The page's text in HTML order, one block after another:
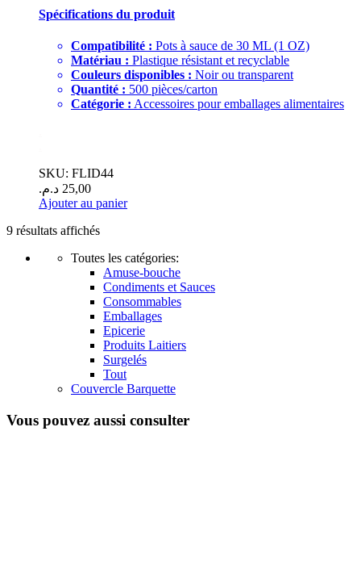
Spécifications du produit
Compatibilité : Pots à sauce de 30 ML (1 OZ)
Matériau : Plastique résistant et recyclable
Couleurs disponibles : Noir ou transparent
Quantité : 500 pièces/carton
Catégorie : Accessoires pour emballages alimentaires
SKU: FLID44
25,00 د.م.
Ajouter au panier
9 résultats affichés
Toutes les catégories:
Amuse-bouche
Condiments et Sauces
Consommables
Emballages
Epicerie
Produits Laitiers
Surgelés
Tout
Couvercle Barquette
Vous pouvez aussi consulter